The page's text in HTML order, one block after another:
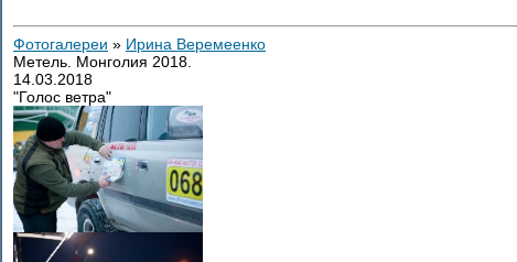
Фотогалереи » Ирина Веремеенко
Метель. Монголия 2018.
14.03.2018
"Голос ветра"